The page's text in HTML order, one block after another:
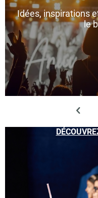
Idées, inspirations
le